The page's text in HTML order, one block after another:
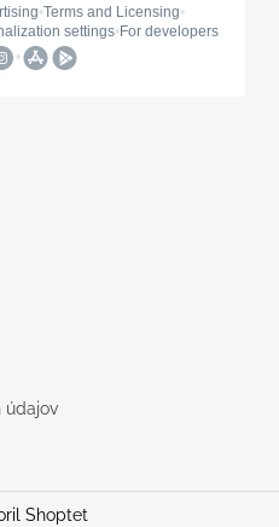
údajov
Shoptet